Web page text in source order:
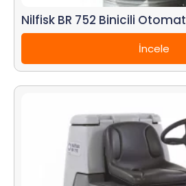
Nilfisk BR 752 Binicili Otomat
İncele